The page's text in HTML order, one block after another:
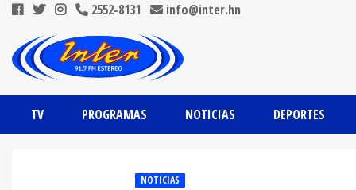
2552-8131 info@inter.hn
TV PROGRAMAS NOTICIAS DEPORTES
NOTICIAS